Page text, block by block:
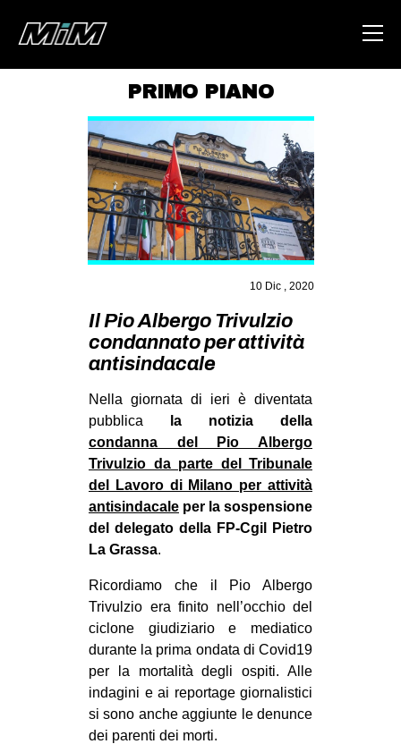
ABOUT
AREA
DEGENERAZIONE
GAZA FREESTYLE
CSOA LAMBRETTA
MSM
STUDENTI TSUNAMI
ZAM
MOBILITAZIONI
SPAZI
SPORT POPOLARE
ANTIFASCISMO
DIRITTO ALL’ABITARE
MIGRAZIONI
PRECARIATO
PRIMO PIANO
10 Dic , 2020
Il Pio Albergo Trivulzio
condannato per attività
antisindacale
Nella giornata di ieri è diventata
pubblica
la notizia della
condanna del Pio Albergo
Trivulzio da parte del Tribunale
del Lavoro di Milano per attività
antisindacale per la sospensione
del delegato della FP-Cgil Pietro
La Grassa.
Ricordiamo che il Pio Albergo
Trivulzio era finito nell’occhio del
ciclone giudiziario e mediatico
durante la prima ondata di Covid19
per la mortalità degli ospiti. Alle
indagini e ai reportage giornalistici
si sono anche aggiunte le denunce
dei parenti dei morti.